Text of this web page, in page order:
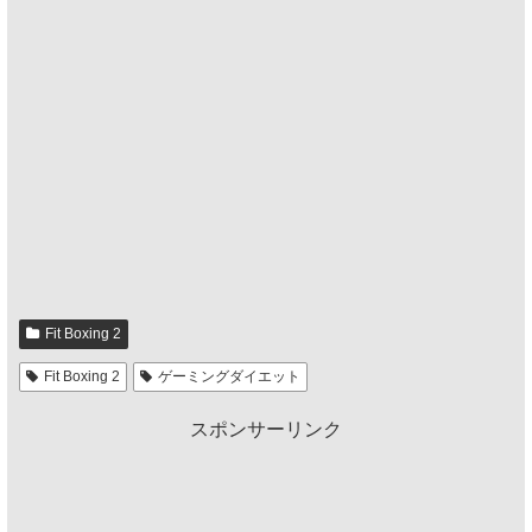
Fit Boxing 2
Fit Boxing 2 ゲーミングダイエット
スポンサーリンク